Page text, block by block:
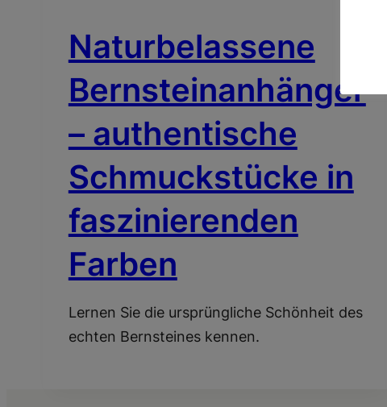
Naturbelassene
Bernsteinanhänger
– authentische
Schmuckstücke in
faszinierenden
Farben
Lernen Sie die ursprüngliche Schönheit des
echten Bernsteines kennen.